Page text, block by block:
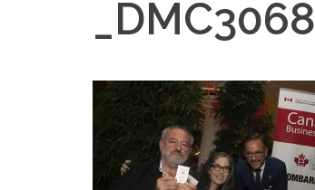
_DMC3068